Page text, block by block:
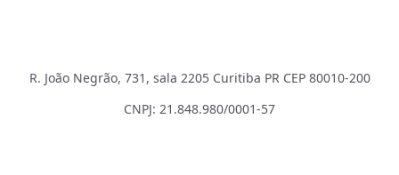
R. João Negrão, 731, sala 2205 Curitiba PR CEP 80010-200
CNPJ: 21.848.980/0001-57